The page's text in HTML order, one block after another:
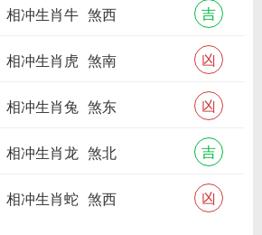
相冲生肖牛 煞西 吉
相冲生肖虎 煞南 凶
相冲生肖兔 煞东 凶
相冲生肖龙 煞北 吉
相冲生肖蛇 煞西 凶